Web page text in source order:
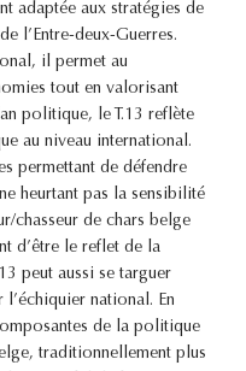
adaptée aux stratégies de
l’Entre-deux-Guerres.
il permet au
tout en valorisant
politique, le T.13 reflète
au niveau international.
permettant de défendre
heurtant pas la sensibilité
chasseur de chars belge
d’être le reflet de la
peut aussi se targuer
national. En
de la politique
traditionnellement plus